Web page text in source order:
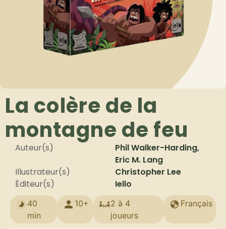
La colère de la
montagne de feu
Auteur(s)
Phil Walker-Harding,
Eric M. Lang
Illustrateur(s)
Christopher Lee
Éditeur(s)
Iello
40
min
10+
2 à 4
joueurs
Français